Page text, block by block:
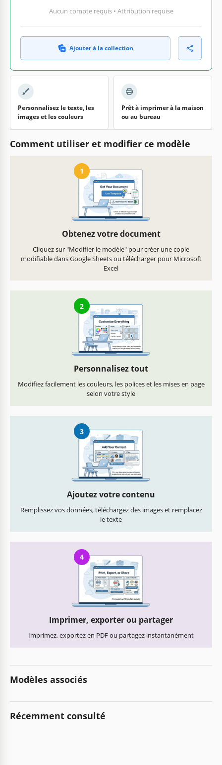
Aucun compte requis • Attribution requise
Ajouter à la collection
Personnalisez le texte, les
images et les couleurs
Prêt à imprimer à la maison
ou au bureau
Comment utiliser et modifier ce modèle
1
Obtenez votre document
Cliquez sur "Modifier le modèle" pour créer une copie
modifiable dans Google Sheets ou télécharger pour Microsoft
Excel
2
Personnalisez tout
Modifiez facilement les couleurs, les polices et les mises en page
selon votre style
3
Ajoutez votre contenu
Remplissez vos données, téléchargez des images et remplacez
le texte
4
Imprimer, exporter ou partager
Imprimez, exportez en PDF ou partagez instantanément
Modèles associés
Récemment consulté